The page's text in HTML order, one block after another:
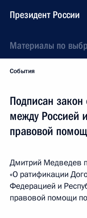
Президент России
Материалы по
События
Подписан
между Россией
правовой
Дмитрий Медведев
«О ратификации
Федерацией и
правовой помощи